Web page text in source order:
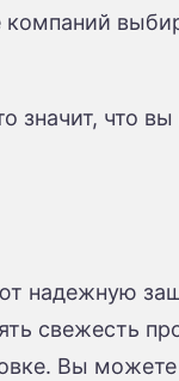
компаний
значит, что вы
надежную
свежесть
Вы